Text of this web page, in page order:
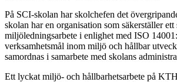
På SCI-skolan har skolchefen det
skolan har en organisation som säkerställer ett
miljöledningsarbete i enlighet med ISO
verksamhetsmål inom miljö och hållbar
samordnas i samarbete med skolans
Ett lyckat miljö- och hållbarhetsarbete på